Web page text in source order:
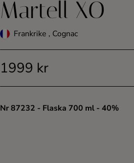
Martell XO
Frankrike , Cognac
1999 kr
Nr 87232 - Flaska 700 ml - 40%